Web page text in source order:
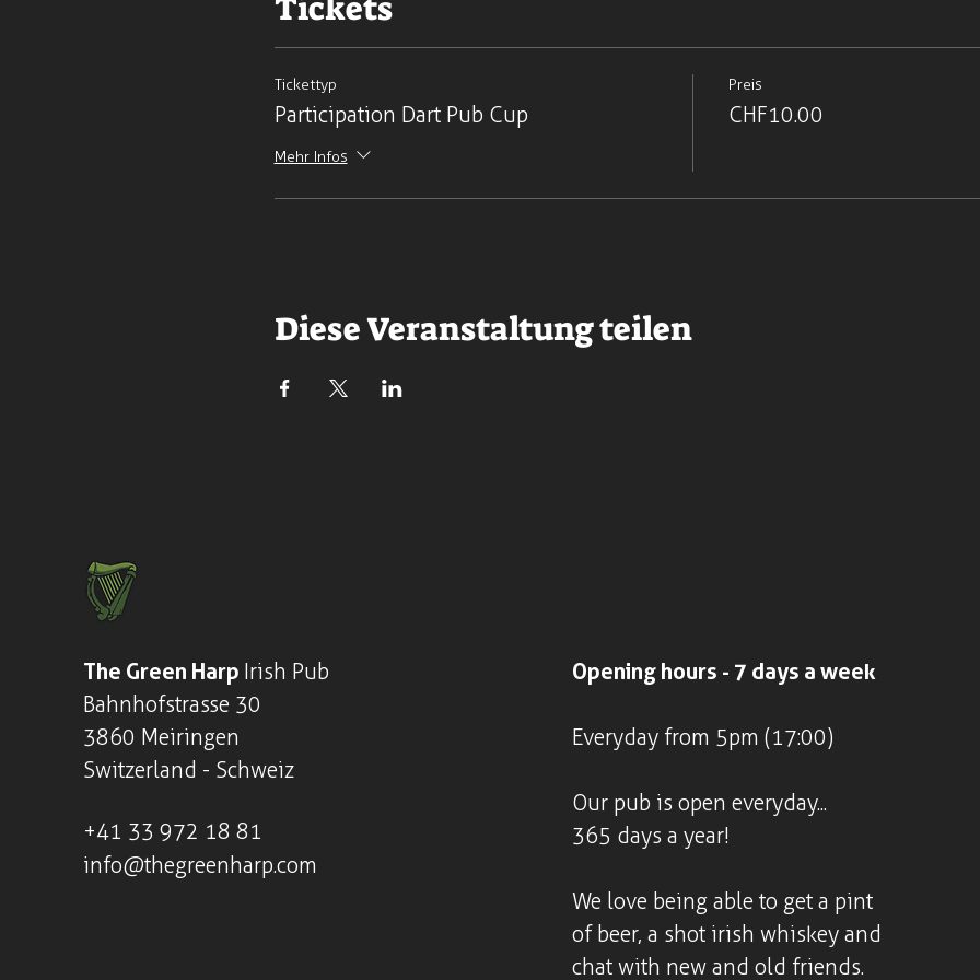
Tickets
Tickettyp
Participation Dart Pub Cup
Mehr Infos
Preis
CHF 10.00
Diese Veranstaltung teilen
The Green Harp Irish Pub
Bahnhofstrasse 30
3860 Meiringen
Switzerland - Schweiz
+41 33 972 18 81
info@thegreenharp.com
Opening hours - 7 days a week
Everyday from 5pm (17:00)
Our pub is open everyday...
365 days a year!
We love being able to get a pint
of beer, a shot irish whiskey and
chat with new and old friends.